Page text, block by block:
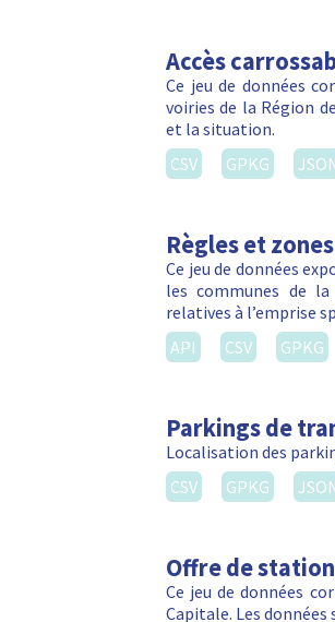
Accès
Ce jeu de données
voiries de la Région
et la situation.
CSV
GPKG
Règles et
Ce jeu de données
les communes de
relatives à l’emprise
API
CSV GPKG
Parkings de
Localisation des
CSV
GPKG
Offre de
Ce jeu de données
Capitale. Les